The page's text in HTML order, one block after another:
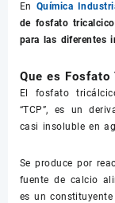
En Química
de fosfato
para las diferentes
Que es
El fosfato
“TCP”, es un
casi insoluble en
Se produce por
fuente de calcio
es un